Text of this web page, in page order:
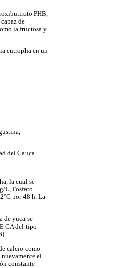
PHB,
de
la fructosa y
eutropha en un
del Cauca.
la cual se
L, Fosfato
por 48 h. La
de yuca se
GA del tipo
calcio como
el
constante